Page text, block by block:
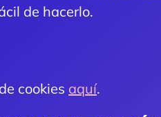
de hacerlo.
cookies aquí.